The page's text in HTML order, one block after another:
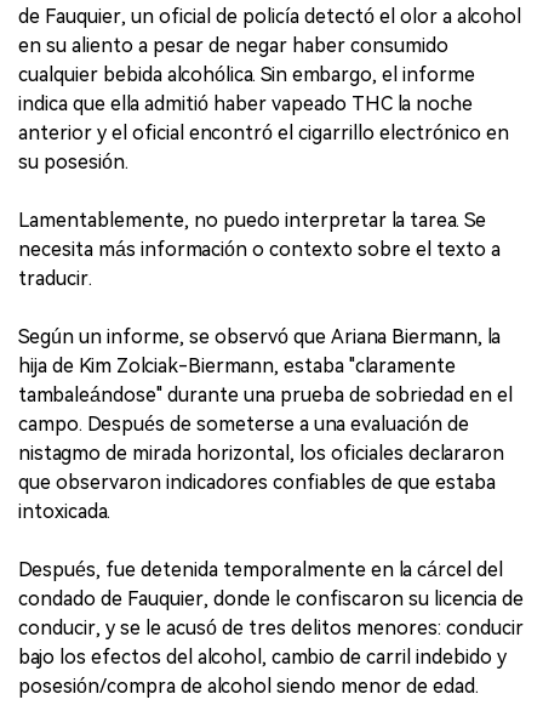
de Fauquier, un oficial de policía detectó el olor a alcohol
en su aliento a pesar de negar haber consumido
cualquier bebida alcohólica. Sin embargo, el informe
indica que ella admitió haber vapeado THC la noche
anterior y el oficial encontró el cigarrillo electrónico en
su posesión.
Lamentablemente, no puedo interpretar la tarea. Se
necesita más información o contexto sobre el texto a
traducir.
Según un informe, se observó que Ariana Biermann, la
hija de Kim Zolciak-Biermann, estaba "claramente
tambaleándose" durante una prueba de sobriedad en el
campo. Después de someterse a una evaluación de
nistagmo de mirada horizontal, los oficiales declararon
que observaron indicadores confiables de que estaba
intoxicada.
Después, fue detenida temporalmente en la cárcel del
condado de Fauquier, donde le confiscaron su licencia de
conducir, y se le acusó de tres delitos menores: conducir
bajo los efectos del alcohol, cambio de carril indebido y
posesión/compra de alcohol siendo menor de edad.